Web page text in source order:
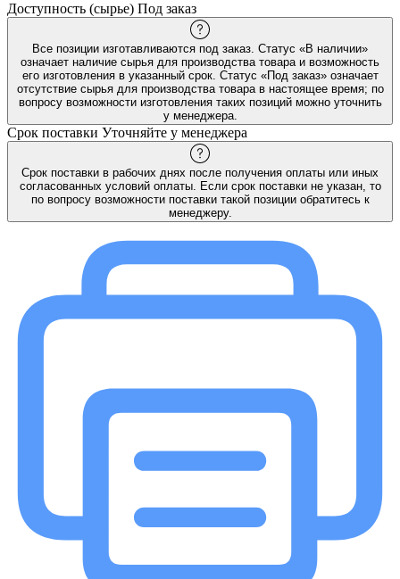
Доступность (сырье) Под заказ
Все позиции изготавливаются под заказ. Статус «В наличии»
означает наличие сырья для производства товара и возможность
его изготовления в указанный срок. Статус «Под заказ» означает
отсутствие сырья для производства товара в настоящее время; по
вопросу возможности изготовления таких позиций можно уточнить
у менеджера.
Срок поставки Уточняйте у менеджера
Срок поставки в рабочих днях после получения оплаты или иных
согласованных условий оплаты. Если срок поставки не указан, то
по вопросу возможности поставки такой позиции обратитесь к
менеджеру.